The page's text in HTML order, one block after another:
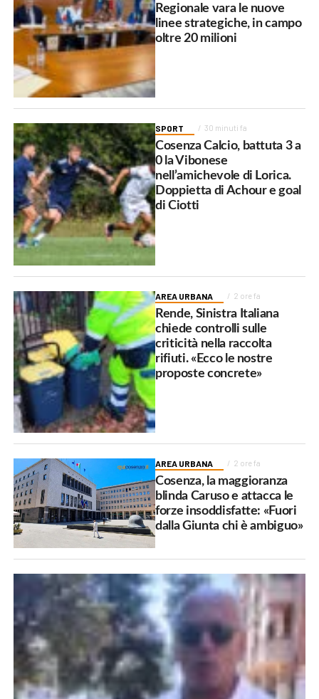
Regionale vara le nuove
linee strategiche, in campo
oltre 20 milioni
SPORT 30 minuti fa
Cosenza Calcio, battuta 3 a
0 la Vibonese
nell’amichevole di Lorica.
Doppietta di Achour e goal
di Ciotti
AREA URBANA 2 ore fa
Rende, Sinistra Italiana
chiede controlli sulle
criticità nella raccolta
rifiuti. «Ecco le nostre
proposte concrete»
AREA URBANA 2 ore fa
Cosenza, la maggioranza
blinda Caruso e attacca le
forze insoddisfatte: «Fuori
dalla Giunta chi è ambiguo»